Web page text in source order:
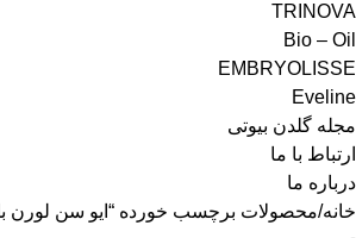
TRINOVA
Bio – Oil
EMBRYOLISSE
Eveline
مجله گلدن بیوتی
ارتباط با ما
درباره ما
خانه/محصولات برچسب خورده “ایو سن لورن